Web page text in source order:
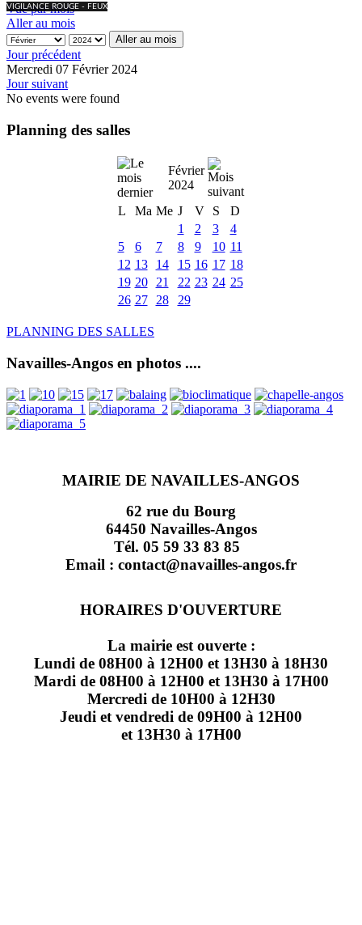
VIGILANCE ROUGE - FEUX
Vue par mois
Aller au mois
Aller au mois
Jour précédent
Mercredi 07 Février 2024
Jour suivant
No events were found
Planning des salles
Février
2024
L
Ma Me J V S
D
1
2 3
4
5
6 7 8 9 10 11
12 13 14 15 16 17 18
19 20 21 22 23 24 25
26 27 28 29
PLANNING DES SALLES
Navailles-Angos en photos ....
MAIRIE DE NAVAILLES-ANGOS
62 rue du Bourg
64450 Navailles-Angos
Tél. 05 59 33 83 85
Email : contact@navailles-angos.fr
HORAIRES D'OUVERTURE
La mairie est ouverte :
Lundi de 08H00 à 12H00 et 13H30 à 18H30
Mardi de 08H00 à 12H00 et 13H30 à 17H00
Mercredi de 10H00 à 12H30
Jeudi et vendredi de 09H00 à 12H00
et 13H30 à 17H00